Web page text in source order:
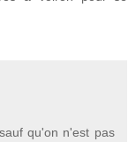
qu'on n'est pas